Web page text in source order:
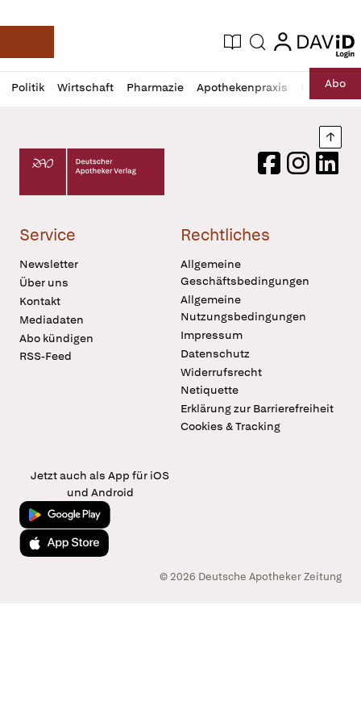
Deutsche Apotheker Zeitung
Aktuelle Ausgabe
Suche login
login
Politik Wirtschaft Pharmazie Apothekenpraxis RechtAbo
Profil
öffnen
Daz
Pur
Deutscher Apotheker Verlag Logo
FacebookInstagram
Service
Newsletter
Über uns
Kontakt
Mediadaten
Abo kündigen
RSS-Feed
Rechtliches
Allgemeine
Geschäftsbedingungen
Allgemeine
Nutzungsbedingungen
Impressum
Datenschutz
Widerrufsrecht
Netiquette
Erklärung zur Barrierefreiheit
Cookies & Tracking
Jetzt auch als App für iOS
und Android
Jetzt bei Google Play
Laden im App Store
© 2026 Deutsche Apotheker Zeitung